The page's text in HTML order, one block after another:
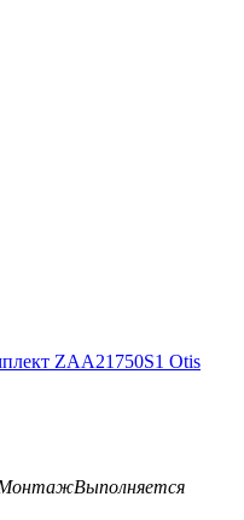
ZAA21750S1 Otis
Выполняется